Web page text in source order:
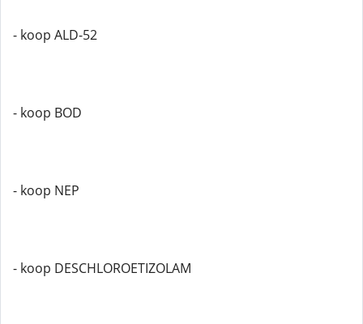
- koop ALD-52
- koop BOD
- koop NEP
- koop DESCHLOROETIZOLAM